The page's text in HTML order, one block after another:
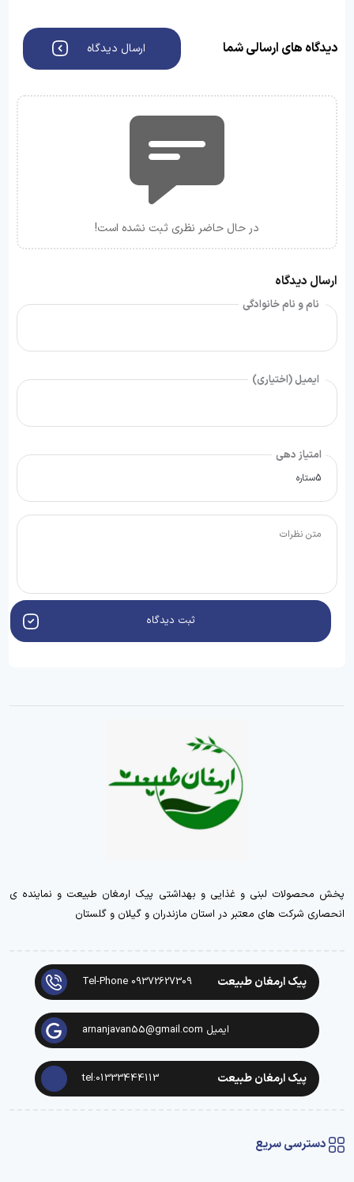
دیدگاه های ارسالی شما ارسال دیدگاه
در حال حاضر نظری ثبت نشده است!
ارسال دیدگاه
نام و نام خانوادگی
ایمیل (اختیاری)
امتیاز دهی
ثبت دیدگاه
پخش محصولات لبنی و غذایی و بهداشتی پیک ارمغان طبیعت و نماینده ی
انحصاری شرکت های معتبر در استان مازندران و گیلان و گلستان
پیک ارمغان طبیعت Tel-Phone 09372627309
ایمیل arnanjavan55@gmail.com
پیک ارمغان طبیعت tel:01333444113
دسترسی سریع